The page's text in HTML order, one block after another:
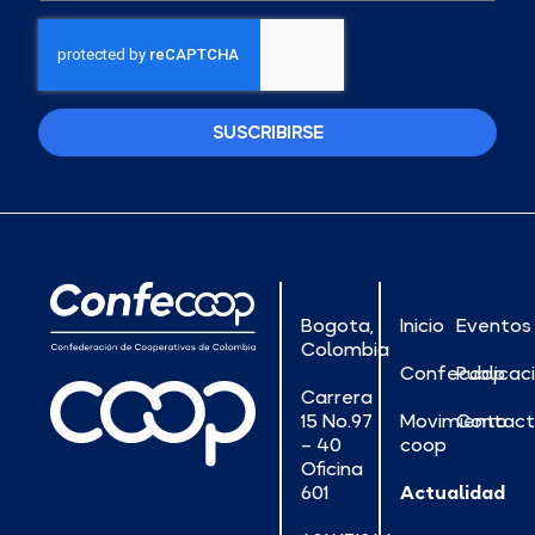
SUSCRIBIRSE
Bogota,
Colombia
Carrera
15 No.97
– 40
Oficina
601
Inicio
Confecoop
Movimiento
coop
Actualidad
Eventos